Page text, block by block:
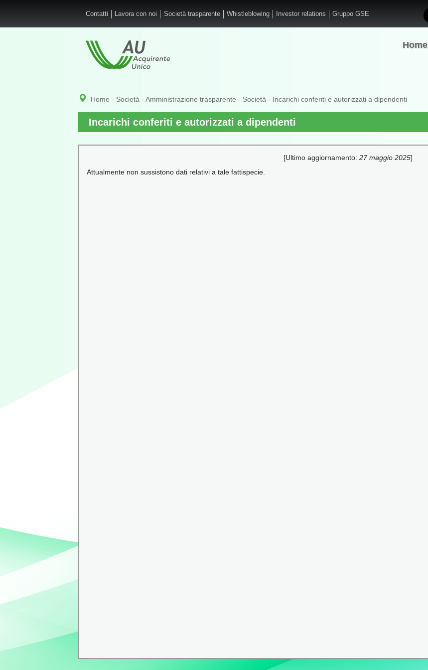
Contatti Lavora con noi Società trasparente Whistleblowing Investor relations Gruppo GSE
Home
Home - Società - Amministrazione trasparente - Società - Incarichi conferiti e autorizzati a dipendenti
Incarichi conferiti e autorizzati a dipendenti
[Ultimo aggiornamento: 27 maggio 2025]
Attualmente non sussistono dati relativi a tale fattispecie.